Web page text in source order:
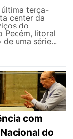
última terça-
center da
do
Pecém, litoral
uma série...
com
do